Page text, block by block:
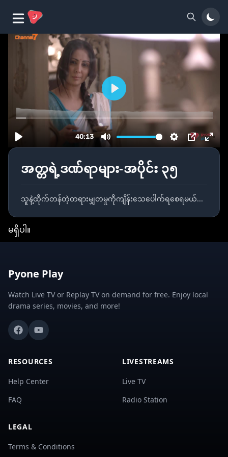
အတ္တရဲ့ဒဏ်ရာများ-အပိုင်း ၃၅
သူနဲ့ထိုက်တန်တဲ့တရားမျှတမှုကိုကျိန်းသေပေါက်ရစေရမယ်...
မရှိပါ။
Pyone Play
Watch Live TV or Replay TV on demand for free. Enjoy local
drama series, movies, and more!
RESOURCES
Help Center
FAQ
LIVESTREAMS
Live TV
Radio Station
LEGAL
Terms & Conditions